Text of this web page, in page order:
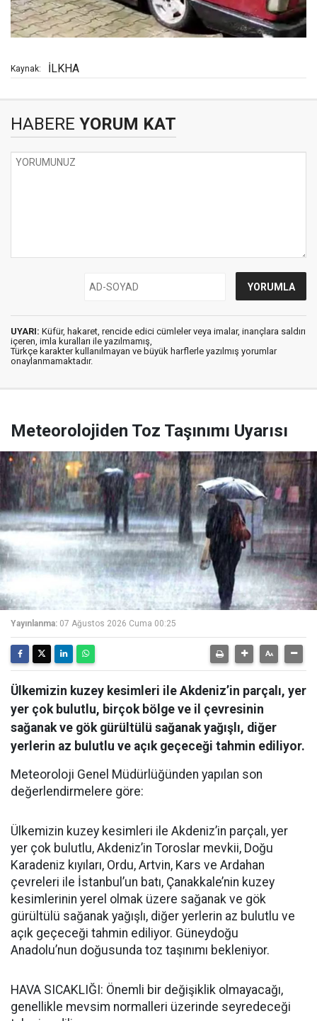
Kaynak: İLKHA
HABERE YORUM KAT
UYARI: Küfür, hakaret, rencide edici cümleler veya imalar, inançlara saldırı
içeren, imla kuralları ile yazılmamış,
Türkçe karakter kullanılmayan ve büyük harflerle yazılmış yorumlar
onaylanmamaktadır.
Meteorolojiden Toz Taşınımı Uyarısı
Yayınlanma: 07 Ağustos 2026 Cuma 00:25
Ülkemizin kuzey kesimleri ile Akdeniz’in parçalı, yer
yer çok bulutlu, birçok bölge ve il çevresinin
sağanak ve gök gürültülü sağanak yağışlı, diğer
yerlerin az bulutlu ve açık geçeceği tahmin ediliyor.
Meteoroloji Genel Müdürlüğünden yapılan son
değerlendirmelere göre:
Ülkemizin kuzey kesimleri ile Akdeniz’in parçalı, yer
yer çok bulutlu, Akdeniz’in Toroslar mevkii, Doğu
Karadeniz kıyıları, Ordu, Artvin, Kars ve Ardahan
çevreleri ile İstanbul’un batı, Çanakkale’nin kuzey
kesimlerinin yerel olmak üzere sağanak ve gök
gürültülü sağanak yağışlı, diğer yerlerin az bulutlu ve
açık geçeceği tahmin ediliyor. Güneydoğu
Anadolu’nun doğusunda toz taşınımı bekleniyor.
HAVA SICAKLIĞI: Önemli bir değişiklik olmayacağı,
genellikle mevsim normalleri üzerinde seyredeceği